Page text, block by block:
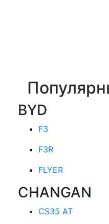
BYD
F3
F3R
FLYER
CHANGAN
CS35 AT